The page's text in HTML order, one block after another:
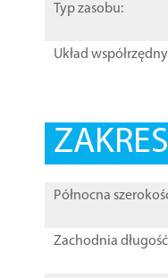
Typ zasobu:
Układ
Północna
Zachodnia